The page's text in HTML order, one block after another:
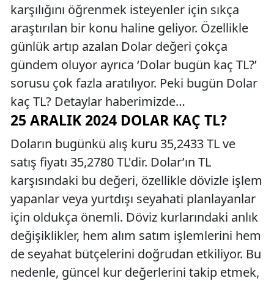
karşılığını öğrenmek isteyenler için sıkça
araştırılan bir konu haline geliyor. Özellikle
günlük artıp azalan Dolar değeri çokça
gündem oluyor ayrıca ‘Dolar bugün kaç TL?’
sorusu çok fazla aratılıyor. Peki bugün Dolar
kaç TL? Detaylar haberimizde…
25 ARALIK 2024 DOLAR KAÇ TL?
Doların bugünkü alış kuru 35,2433 TL ve
satış fiyatı 35,2780 TL'dir. Dolar’ın TL
karşısındaki bu değeri, özellikle dövizle işlem
yapanlar veya yurtdışı seyahati planlayanlar
için oldukça önemli. Döviz kurlarındaki anlık
değişiklikler, hem alım satım işlemlerini hem
de seyahat bütçelerini doğrudan etkiliyor. Bu
nedenle, güncel kur değerlerini takip etmek,